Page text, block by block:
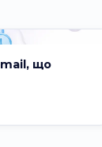
що